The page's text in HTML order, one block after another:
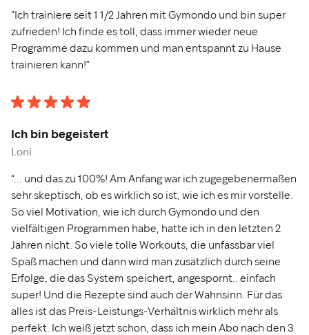
“Ich trainiere seit 1 1/2 Jahren mit Gymondo und bin super
zufrieden! Ich finde es toll, dass immer wieder neue
Programme dazu kommen und man entspannt zu Hause
trainieren kann!”
Ich bin begeistert
Loni
“... und das zu 100%! Am Anfang war ich zugegebenermaßen
sehr skeptisch, ob es wirklich so ist, wie ich es mir vorstelle.
So viel Motivation, wie ich durch Gymondo und den
vielfältigen Programmen habe, hatte ich in den letzten 2
Jahren nicht. So viele tolle Workouts, die unfassbar viel
Spaß machen und dann wird man zusätzlich durch seine
Erfolge, die das System speichert, angespornt.. einfach
super! Und die Rezepte sind auch der Wahnsinn. Für das
alles ist das Preis-Leistungs-Verhältnis wirklich mehr als
perfekt. Ich weiß jetzt schon, dass ich mein Abo nach den 3